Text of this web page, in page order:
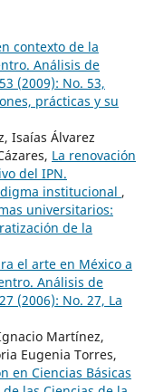
contexto de la
Análisis de
(2009): No. 53,
prácticas y su
Isaías Álvarez
La renovación
del IPN.
institucional ,
universitarios:
de la
el arte en México a
Análisis de
(2006): No. 27, La
Martínez,
Eugenia Torres,
en Ciencias Básicas